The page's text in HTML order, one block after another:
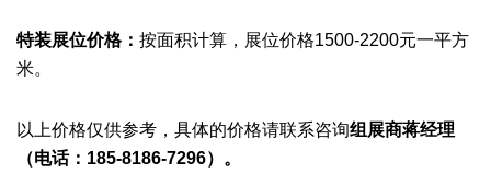
特装展位价格： 按面积计算 ，展位价格1500-2200元一平方
米。
以上价格仅供参考，具体的价格请联系咨询组展商蒋经理
（电话： 185-8186-7296）。